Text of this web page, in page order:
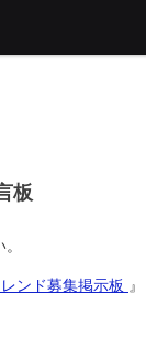
板
ンド募集掲示板 』